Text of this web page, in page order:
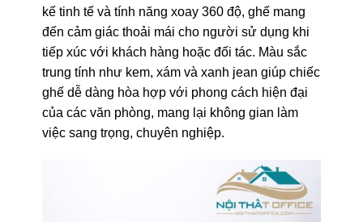
kế tinh tế và tính năng xoay 360 độ, ghế mang
đến cảm giác thoải mái cho người sử dụng khi
tiếp xúc với khách hàng hoặc đối tác. Màu sắc
trung tính như kem, xám và xanh jean giúp chiếc
ghế dễ dàng hòa hợp với phong cách hiện đại
của các văn phòng, mang lại không gian làm
việc sang trọng, chuyên nghiệp.